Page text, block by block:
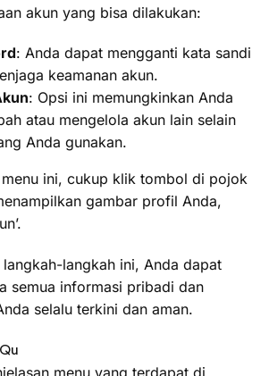
akun yang bisa dilakukan:
: Anda dapat mengganti kata sandi
keamanan akun.
: Opsi ini memungkinkan Anda
atau mengelola akun lain selain
Anda gunakan.
ini, cukup klik tombol di pojok
gambar profil Anda,
langkah ini, Anda dapat
semua informasi pribadi dan
selalu terkini dan aman.